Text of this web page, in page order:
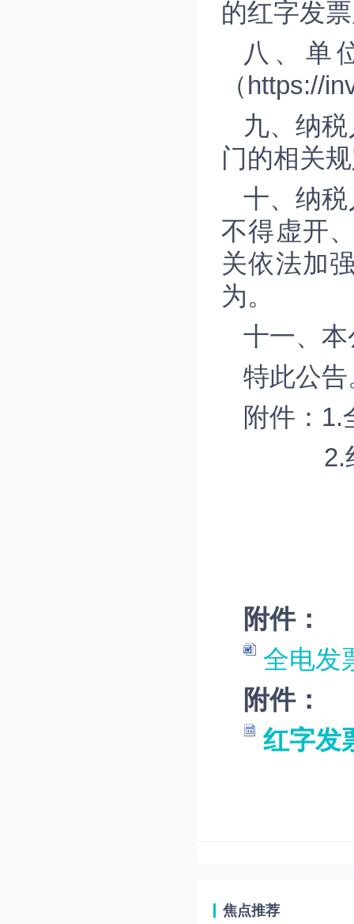
的红字发
八、单
（https://
九、纳
门的相关
十、纳
不得虚开
关依法加
为。
十一、
特此公告
附件：1.
2.红
附件：
全电发
附件：
红字发
焦点推荐